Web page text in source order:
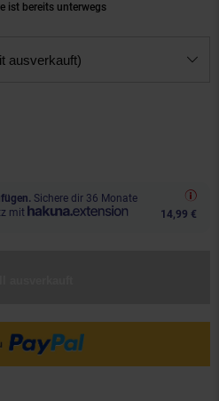
ist bereits unterwegs
ausverkauft)
Sichere dir 36 Monate
mit
14,99 €